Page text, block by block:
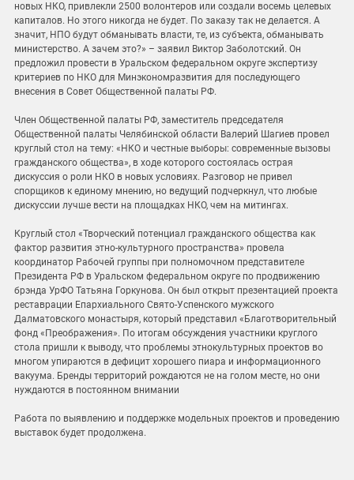
новых НКО, привлекли 2500 волонтеров или создали восемь целевых
капиталов. Но этого никогда не будет. По заказу так не делается. А
значит, НПО будут обманывать власти, те, из субъекта, обманывать
министерство. А зачем это?» – заявил Виктор Заболотский. Он
предложил провести в Уральском федеральном округе экспертизу
критериев по НКО для Минэкономразвития для последующего
внесения в Совет Общественной палаты РФ.
Член Общественной палаты РФ, заместитель председателя
Общественной палаты Челябинской области Валерий Шагиев провел
круглый стол на тему: «НКО и честные выборы: современные вызовы
гражданского общества», в ходе которого состоялась острая
дискуссия о роли НКО в новых условиях. Разговор не привел
спорщиков к единому мнению, но ведущий подчеркнул, что любые
дискуссии лучше вести на площадках НКО, чем на митингах.
Круглый стол «Творческий потенциал гражданского общества как
фактор развития этно-культурного пространства» провела
координатор Рабочей группы при полномочном представителе
Президента РФ в Уральском федеральном округе по продвижению
брэнда УрФО Татьяна Горкунова. Он был открыт презентацией проекта
реставрации Епархиального Свято-Успенского мужского
Далматовского монастыря, который представил «Благотворительный
фонд «Преображения». По итогам обсуждения участники круглого
стола пришли к выводу, что проблемы этнокультурных проектов во
многом упираются в дефицит хорошего пиара и информационного
вакуума. Бренды территорий рождаются не на голом месте, но они
нуждаются в постоянном внимании
Работа по выявлению и поддержке модельных проектов и проведению
выставок будет продолжена.